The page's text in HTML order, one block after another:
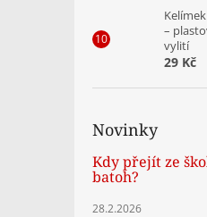
–
vylití
29 Kč
Novinky
Kdy přejít ze
batoh?
28.2.2026